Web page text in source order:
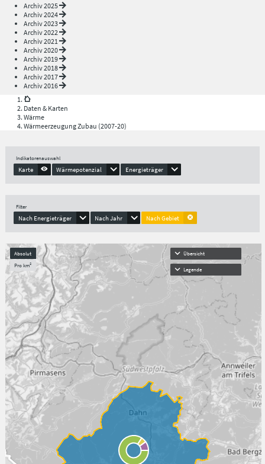
Archiv 2025
Archiv 2024
Archiv 2023
Archiv 2022
Archiv 2021
Archiv 2020
Archiv 2019
Archiv 2018
Archiv 2017
Archiv 2016
Daten & Karten
Wärme
Wärmeerzeugung Zubau (2007-20)
Indikatorenauswahl
Karte Wärmepotenzial Energieträger
Filter
Nach Energieträger Nach Jahr Nach Gebiet
Absolut
Pro km²
Übersicht
Legende